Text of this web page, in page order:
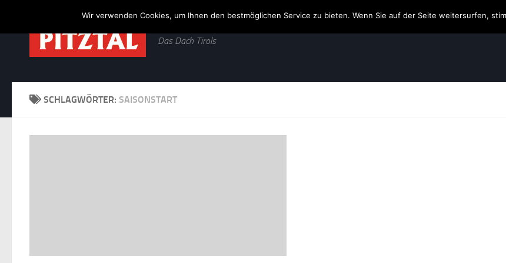
Zum Inhalt springen
Das Dach Tirols
SCHLAGWÖRTER: SAISONSTART
Wir verwenden Cookies, um Ihnen den bestmöglichen Service zu bieten. Wenn Sie auf der Seite weitersurfen,